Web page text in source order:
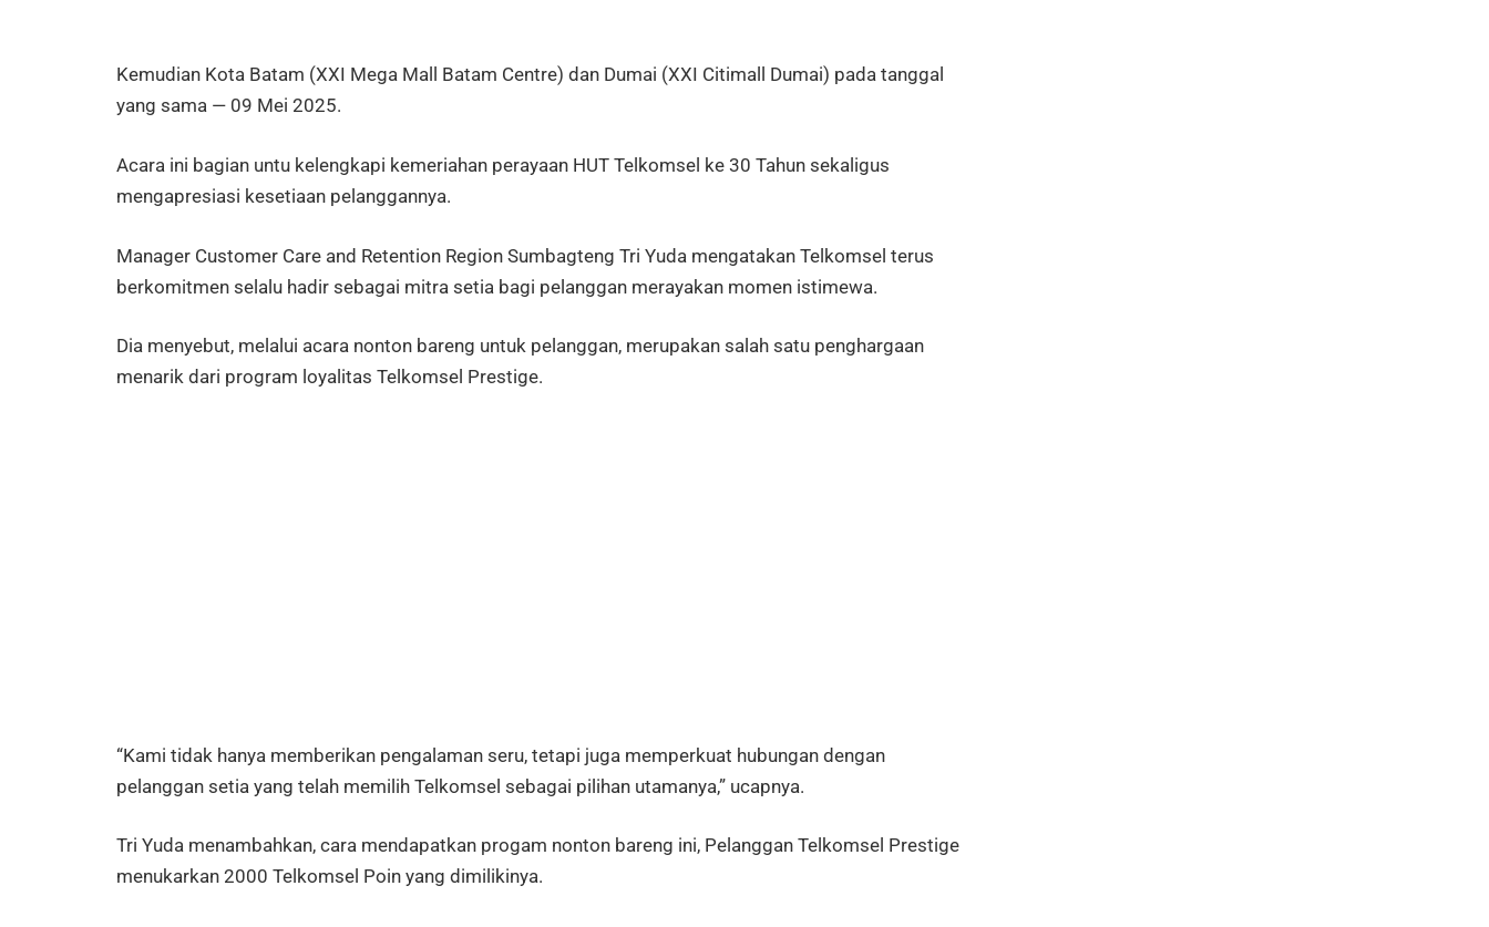
Kemudian Kota Batam (XXI Mega Mall Batam Centre) dan Dumai (XXI Citimall Dumai) pada tanggal
yang sama — 09 Mei 2025.
Acara ini bagian untu kelengkapi kemeriahan perayaan HUT Telkomsel ke 30 Tahun sekaligus
mengapresiasi kesetiaan pelanggannya.
Manager Customer Care and Retention Region Sumbagteng Tri Yuda mengatakan Telkomsel terus
berkomitmen selalu hadir sebagai mitra setia bagi pelanggan merayakan momen istimewa.
Dia menyebut, melalui acara nonton bareng untuk pelanggan, merupakan salah satu penghargaan
menarik dari program loyalitas Telkomsel Prestige.
“Kami tidak hanya memberikan pengalaman seru, tetapi juga memperkuat hubungan dengan
pelanggan setia yang telah memilih Telkomsel sebagai pilihan utamanya,” ucapnya.
Tri Yuda menambahkan, cara mendapatkan progam nonton bareng ini, Pelanggan Telkomsel Prestige
menukarkan 2000 Telkomsel Poin yang dimilikinya.